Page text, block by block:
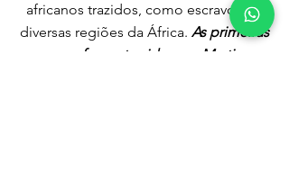
africanos trazidos, como escravos de
diversas regiões da África. As primeiras
vacas foram trazidas por Martim